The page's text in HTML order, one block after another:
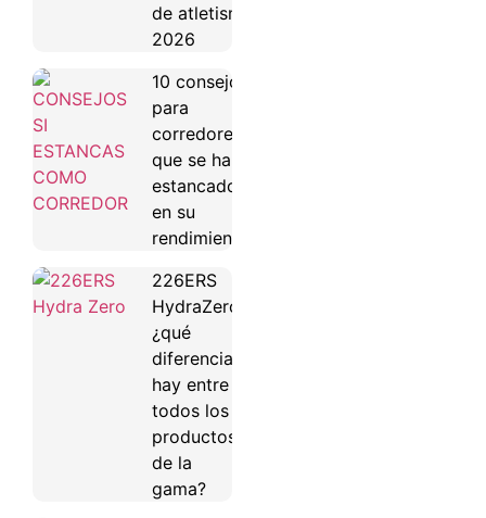
de atletismo
2026
10 consejos
para
corredores
que se han
estancado
en su
rendimiento
226ERS
HydraZero:
¿qué
diferencias
hay entre
todos los
productos
de la
gama?